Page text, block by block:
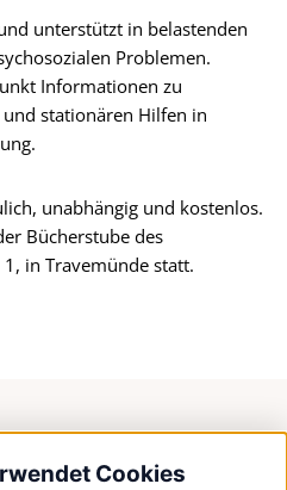
Cookies
unterstützt in belastenden
Problemen.
Informationen zu
stationären Hilfen in
unabhängig und kostenlos.
Bücherstube des
in Travemünde statt.